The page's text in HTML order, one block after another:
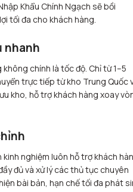
Khẩu Chính Ngạch sẽ bồi
tối đa cho khách hàng.
nhanh
chính là tốc độ. Chỉ từ 1–5
trực tiếp từ kho Trung Quốc
kho, hỗ trợ khách hàng xoay
nghiệm luôn hỗ trợ khách
đủ và xử lý các thủ tục chuyên
bài bản, hạn chế tối đa phát